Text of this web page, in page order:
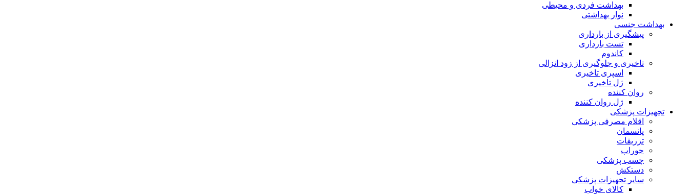
بهداشت فردی و محیطی
نوار بهداشتی
بهداشت جنسی
پیشگیری از بارداری
تست بارداری
کاندوم
تاخیری و جلوگیری از زود انزالی
اسپری تاخیری
ژل تاخیری
روان کننده
ژل روان کننده
تجهیزات پزشکی
اقلام مصرفی پزشکی
پانسمان
تزریقات
جوراب
چسب پزشکی
دستکش
سایر تجهیزات پزشکی
کالای خواب